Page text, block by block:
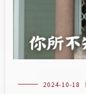
2024-10-18